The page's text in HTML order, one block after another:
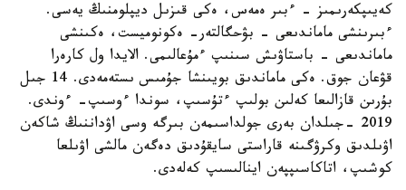
كەيىپكەرىمىز - ءبىر ەمەس، ەكى قىزىل ديپلومنىڭ يەسى.
ءبىرىنشى ماماندىعى - بۋحگالتەر- ەكونوميست، ەكىنشى
ماماندىعى - باستاۋىش سىنىپ ءمۇعالىمى. الايدا ول كارەرا
قۋعان جوق. ەكى ماماندىق بويىنشا جۇمىس ىستەمەدى. 14 جىل
بۇرىن قازالىعا كەلىن بولىپ ءتۇسىپ، سوندا ءوسىپ- ءوندى.
2019 -جىلدان بەرى جولداسىمەن بىرگە وسى اۋداننىڭ شاكەن
اۋىلدىق وكرۋگىنە قاراستى سايقۇدىق دەگەن مالشى اۋىلعا
كوشىپ، اتاكاسىپپەن اينالىسىپ كەلەدى.